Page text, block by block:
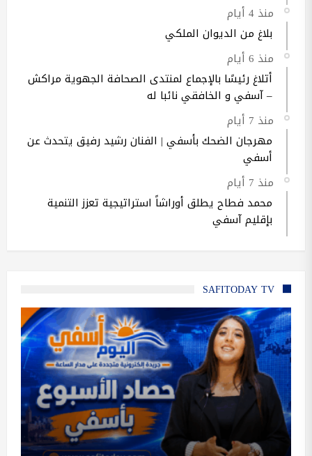
منذ 4 أيام
بلاغ من الديوان الملكي
منذ 6 أيام
أتلاغ رئيسًا بالإجماع لمنتدى الصحافة الجهوية مراكش
– آسفي و الخافقي نائبا له
منذ 7 أيام
مهرجان الضحك بأسفي | الفنان رشيد رفيق يتحدث عن
أسفي
منذ 7 أيام
محمد فطاح يطلق أوراشاً استراتيجية تعزز التنمية
بإقليم آسفي
SAFITODAY TV